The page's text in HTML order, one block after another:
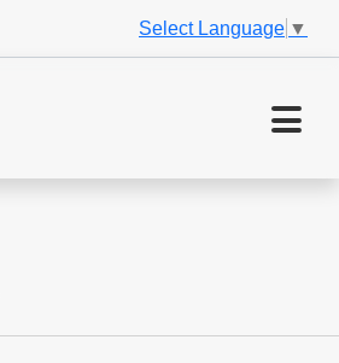
Select Language ▼